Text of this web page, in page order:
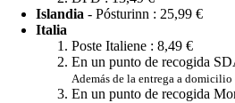
Islandia - Pósturinn : 25,99 €
Italia
Poste Italiene : 8,49 €
En un punto de recogida
Además de la entrega a
En un punto de recogida